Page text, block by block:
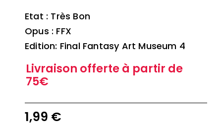
Etat : Très Bon
Opus : FFX
Edition: Final Fantasy Art Museum 4
Livraison offerte à partir de
75€
1,99 €